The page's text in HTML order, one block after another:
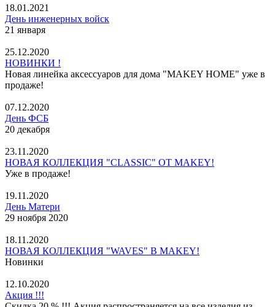
18.01.2021
День инженерных войск
21 января
25.12.2020
НОВИНКИ !
Новая линейка аксессуаров для дома "MAKEY HOME" уже в
продаже!
07.12.2020
День ФСБ
20 декабря
23.11.2020
НОВАЯ КОЛЛЕКЦИЯ "CLASSIC" ОТ MAKEY!
Уже в продаже!
19.11.2020
День Матери
29 ноября 2020
18.11.2020
НОВАЯ КОЛЛЕКЦИЯ "WAVES" В MAKEY!
Новинки
12.10.2020
Акция !!!